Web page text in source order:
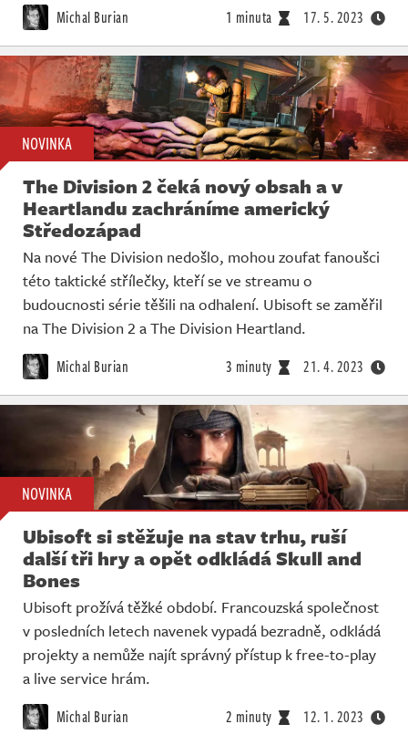
Michal Burian 1 minuta 17. 5. 2023
NOVINKA
The Division 2 čeká nový obsah a v
Heartlandu zachráníme americký
Středozápad
Na nové The Division nedošlo, mohou zoufat fanoušci
této taktické střílečky, kteří se ve streamu o
budoucnosti série těšili na odhalení. Ubisoft se zaměřil
na The Division 2 a The Division Heartland.
Michal Burian 3 minuty 21. 4. 2023
NOVINKA
Ubisoft si stěžuje na stav trhu, ruší
další tři hry a opět odkládá Skull and
Bones
Ubisoft prožívá těžké období. Francouzská společnost
v posledních letech navenek vypadá bezradně, odkládá
projekty a nemůže najít správný přístup k free-to-play
a live service hrám.
Michal Burian 2 minuty 12. 1. 2023